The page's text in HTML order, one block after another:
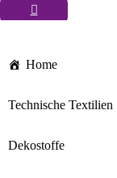
Home
Technische Textilien
Dekostoffe